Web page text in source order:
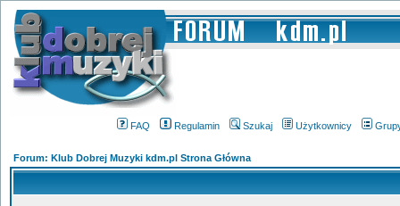
FAQ Regulamin Szukaj Użytkownicy
Forum: Klub Dobrej Muzyki kdm.pl Strona Główna